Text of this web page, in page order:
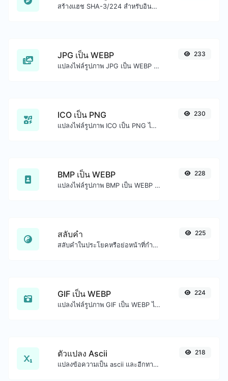
สร้างแฮช SHA-3/224 สำหรับอินพุตสตริงใดๆ
JPG เป็น WEBP
แปลงไฟล์รูปภาพ JPG เป็น WEBP ได้อย่างง่ายดาย
233
ICO เป็น PNG
แปลงไฟล์รูปภาพ ICO เป็น PNG ได้อย่างง่ายดาย
230
BMP เป็น WEBP
แปลงไฟล์รูปภาพ BMP เป็น WEBP ได้อย่างง่ายดาย
228
สลับคำ
สลับคำในประโยคหรือย่อหน้าที่กำหนดได้อย่างง่ายดาย
225
GIF เป็น WEBP
แปลงไฟล์รูปภาพ GIF เป็น WEBP ได้อย่างง่ายดาย
224
ตัวแปลง Ascii
แปลงข้อความเป็น ascii และอีกทางหนึ่งสำหรับอินพุตสตริงใดๆ
218